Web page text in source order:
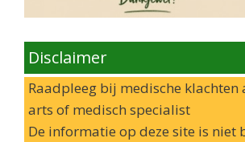
Disclaimer
Raadpleeg bij medische klachten
arts of medisch specialist
De informatie op deze site is niet